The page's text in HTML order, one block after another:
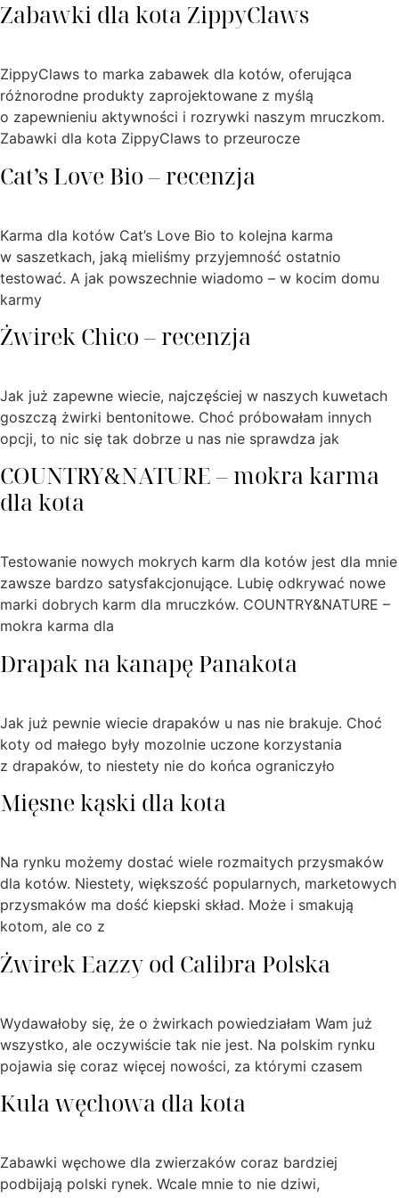
Zabawki dla kota ZippyClaws
ZippyClaws to marka zabawek dla kotów, oferująca
różnorodne produkty zaprojektowane z myślą
o zapewnieniu aktywności i rozrywki naszym mruczkom.
Zabawki dla kota ZippyClaws to przeurocze
Cat’s Love Bio – recenzja
Karma dla kotów Cat’s Love Bio to kolejna karma
w saszetkach, jaką mieliśmy przyjemność ostatnio
testować. A jak powszechnie wiadomo – w kocim domu
karmy
Żwirek Chico – recenzja
Jak już zapewne wiecie, najczęściej w naszych kuwetach
goszczą żwirki bentonitowe. Choć próbowałam innych
opcji, to nic się tak dobrze u nas nie sprawdza jak
COUNTRY&NATURE – mokra karma
dla kota
Testowanie nowych mokrych karm dla kotów jest dla mnie
zawsze bardzo satysfakcjonujące. Lubię odkrywać nowe
marki dobrych karm dla mruczków. COUNTRY&NATURE –
mokra karma dla
Drapak na kanapę Panakota
Jak już pewnie wiecie drapaków u nas nie brakuje. Choć
koty od małego były mozolnie uczone korzystania
z drapaków, to niestety nie do końca ograniczyło
Mięsne kąski dla kota
Na rynku możemy dostać wiele rozmaitych przysmaków
dla kotów. Niestety, większość popularnych, marketowych
przysmaków ma dość kiepski skład. Może i smakują
kotom, ale co z
Żwirek Eazzy od Calibra Polska
Wydawałoby się, że o żwirkach powiedziałam Wam już
wszystko, ale oczywiście tak nie jest. Na polskim rynku
pojawia się coraz więcej nowości, za którymi czasem
Kula węchowa dla kota
Zabawki węchowe dla zwierzaków coraz bardziej
podbijają polski rynek. Wcale mnie to nie dziwi,